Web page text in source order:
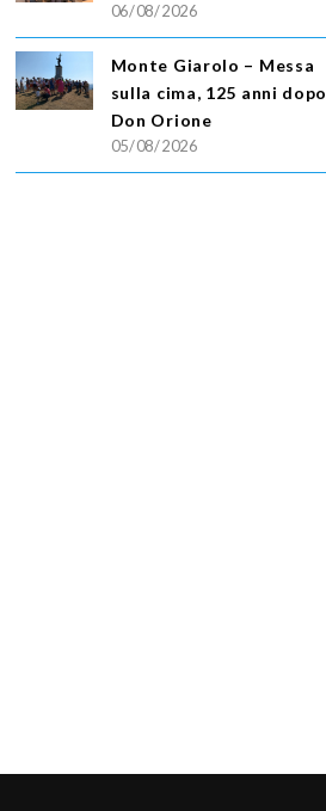
06/08/2026
Monte Giarolo – Messa
sulla cima, 125 anni dopo
Don Orione
05/08/2026